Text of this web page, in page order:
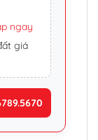
ngay
giá